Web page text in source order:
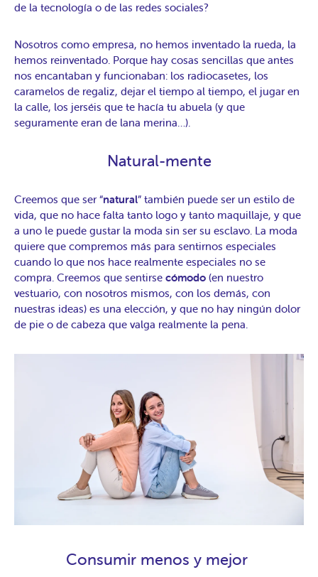
de la tecnología o de las redes sociales?
Nosotros como empresa, no hemos inventado la rueda, la
hemos reinventado. Porque hay cosas sencillas que antes
nos encantaban y funcionaban: los radiocasetes, los
caramelos de regaliz, dejar el tiempo al tiempo, el jugar en
la calle, los jerséis que te hacía tu abuela (y que
seguramente eran de lana merina…).
Natural-mente
Creemos que ser “natural” también puede ser un estilo de
vida, que no hace falta tanto logo y tanto maquillaje, y que
a uno le puede gustar la moda sin ser su esclavo. La moda
quiere que compremos más para sentirnos especiales
cuando lo que nos hace realmente especiales no se
compra. Creemos que sentirse cómodo (en nuestro
vestuario, con nosotros mismos, con los demás, con
nuestras ideas) es una elección, y que no hay ningún dolor
de pie o de cabeza que valga realmente la pena.
Consumir menos y mejor